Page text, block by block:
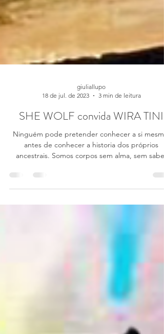
18 de jul. de 2023
3 min de leitura
SHE WOLF convida WIRA TINI
Ninguém pode pretender conhecer a si
ancestrais. Somos corpos sem alma, sem saber
isso....